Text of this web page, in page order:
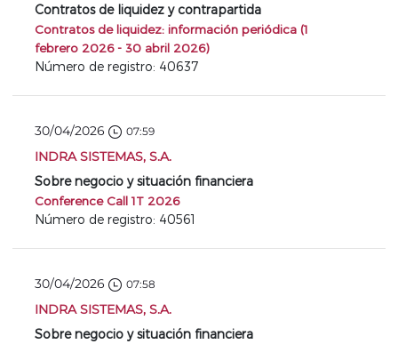
Contratos de liquidez y contrapartida
Contratos de liquidez: información periódica (1
febrero 2026 - 30 abril 2026)
Número de registro: 40637
30/04/2026 07:59
INDRA SISTEMAS, S.A.
Sobre negocio y situación financiera
Conference Call 1T 2026
Número de registro: 40561
30/04/2026 07:58
INDRA SISTEMAS, S.A.
Sobre negocio y situación financiera